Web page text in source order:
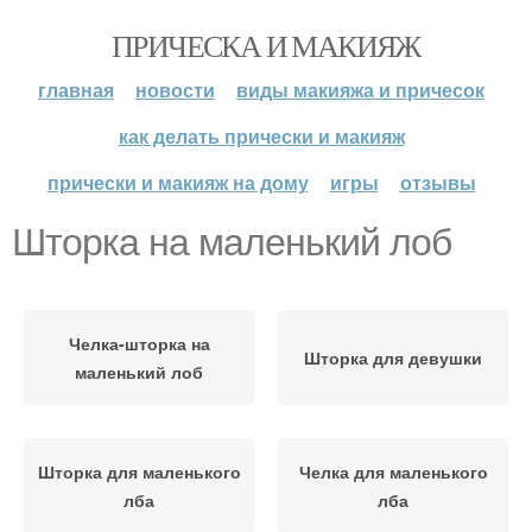
ПРИЧЕСКА И МАКИЯЖ
главная новости
виды макияжа и причесок
как делать прически и макияж
прически и макияж на дому
игры отзывы
Шторка на маленький лоб
Челка-шторка на
маленький лоб
Шторка для девушки
Шторка для маленького
лба
Челка для маленького
лба